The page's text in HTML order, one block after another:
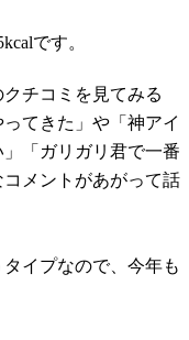
です。
チコミを見てみる
てきた」や「神アイ
「ガリガリ君で一番
メントがあがって話
イプなので、今年も